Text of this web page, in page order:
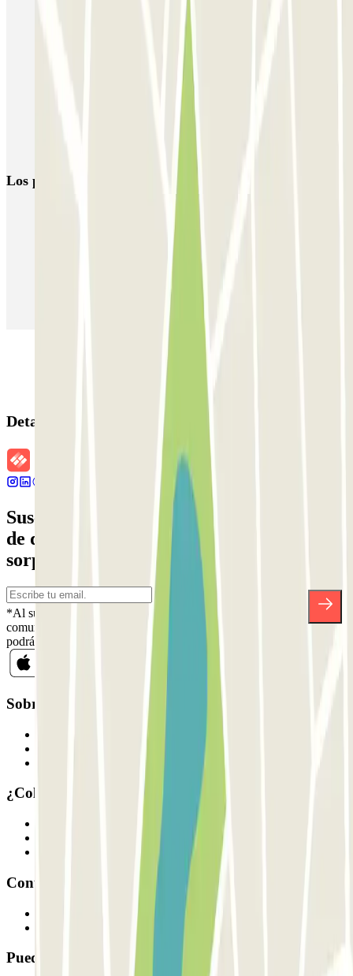
Parkings en la Universidad Politécnica de Cataluña
Parking para Autocaravanas en Barcelona | Parclick
Parkings en Sarrià-Sant Gervasi, Barcelona
Parking Dexeus | Aparca cerca del Hospital Universitario Dexeus
Reserva parking en la Plaza de Francesc Macià
Parkings en la Plaza de la Reina María Cristina, Barcelona
Los parkings más reservados
Parking en Barcelona
Parking en Aeropuerto Barcelona
Parking en Aeropuerto Madrid Barajas
Parking en Sants - Estación de Barcelona
Detalles de la reserva
Suscríbete a nuestra newsletter y entérate
de descuentos, sorteos y otras muchas
sorpresas.
*Al suscribirte aceptas nuestra Política de Privacidad para recibir
comunicaciones comerciales de Parclick. Sin ningún compromiso,
podrás darte de baja cuando quieras en la misma newsletter.
Sobre Parclick
¿Colaboramos?
Proveedor de parking
Contacto
Puedes utilizar estos métodos de pago: